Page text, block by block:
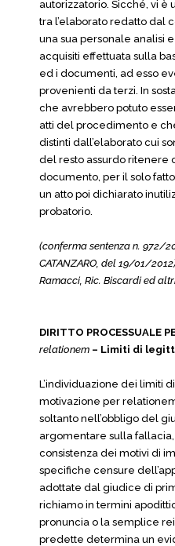
autorizzatorio. Sicché, vi è
tra l’elaborato redatto dal
una sua personale analisi
acquisiti effettuata sulla
ed i documenti, ad esso
provenienti da terzi. In
che avrebbero potuto
atti del procedimento e
distinti dall’elaborato cui
del resto assurdo ritenere
documento, per il solo
un atto poi dichiarato
probatorio.
(conferma sentenza n. 972/
CATANZARO, del 19/01/
Ramacci, Ric. Biscardi ed
DIRITTO PROCESSUALE
relationem – Limiti di
L’individuazione dei limiti
motivazione per
soltanto nell’obbligo del
argomentare sulla
consistenza dei motivi di
specifiche censure
adottate dal giudice di
richiamo in termini
pronuncia o la semplice
predette determina un